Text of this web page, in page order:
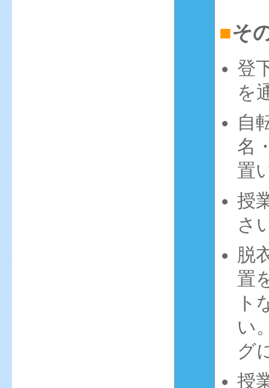
■そ
登
を
自
名
置
授
さ
脱
置
ト
い
グ
授